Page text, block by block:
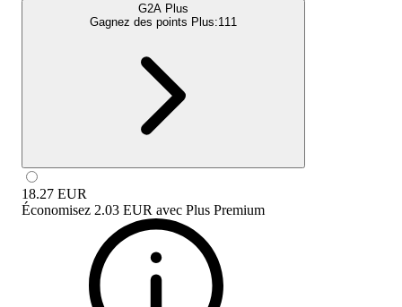
G2A Plus
Gagnez des points Plus:111
18.27 EUR
Économisez 2.03 EUR avec Plus Premium